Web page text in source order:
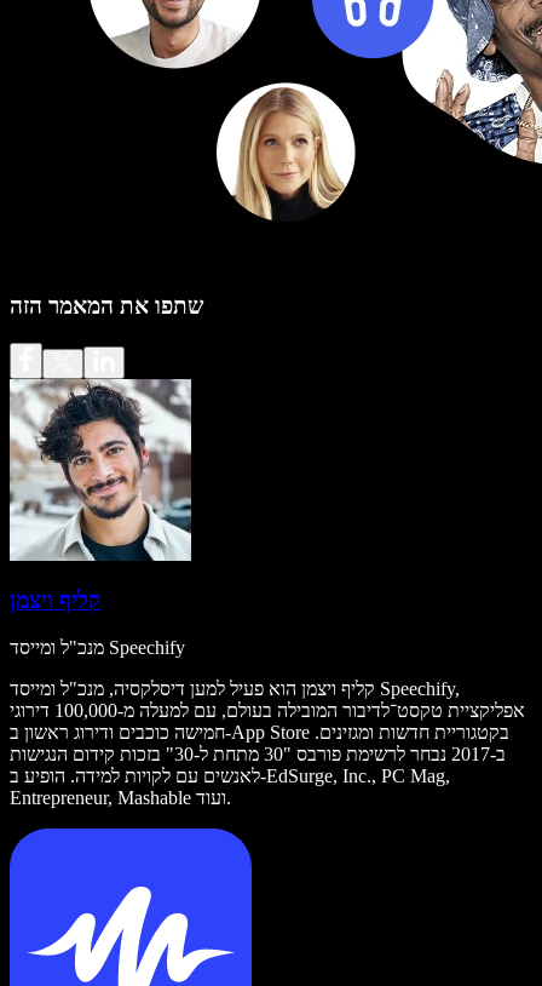
שתפו את המאמר הזה
קליף ויצמן
מנכ"ל ומייסד Speechify
קליף ויצמן הוא פעיל למען דיסלקסיה, מנכ"ל ומייסד Speechify,
אפליקציית טקסט־לדיבור המובילה בעולם, עם למעלה מ-100,000 דירוגי
חמישה כוכבים ודירוג ראשון ב-App Store בקטגוריית חדשות ומגזינים.
ב-2017 נבחר לרשימת פורבס "30 מתחת ל-30" בזכות קידום הנגישות
לאנשים עם לקויות למידה. הופיע ב-EdSurge, Inc., PC Mag,
Entrepreneur, Mashable ועוד.